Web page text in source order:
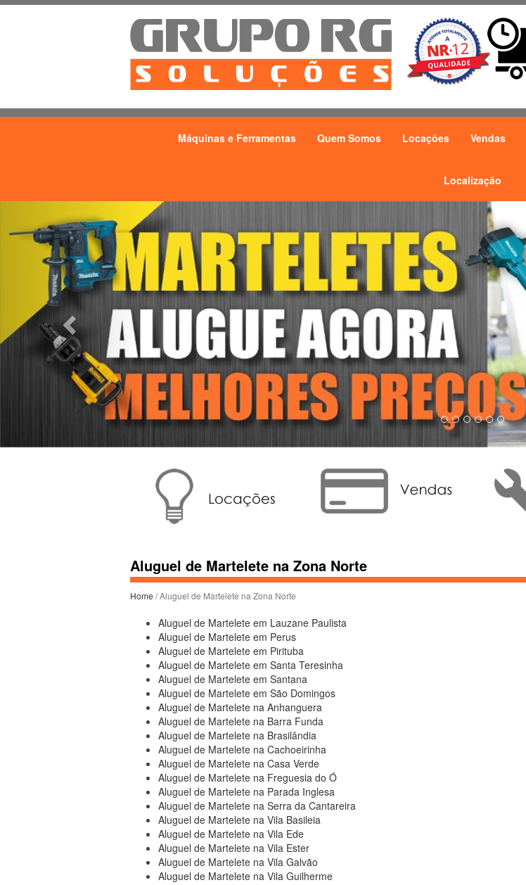
Máquinas e Ferramentas Quem Somos Locações Vendas
Localização
Aluguel de Martelete na Zona Norte
Home / Aluguel de Martelete na Zona Norte
Aluguel de Martelete em Lauzane Paulista
Aluguel de Martelete em Perus
Aluguel de Martelete em Pirituba
Aluguel de Martelete em Santa Teresinha
Aluguel de Martelete em Santana
Aluguel de Martelete em São Domingos
Aluguel de Martelete na Anhanguera
Aluguel de Martelete na Barra Funda
Aluguel de Martelete na Brasilândia
Aluguel de Martelete na Cachoeirinha
Aluguel de Martelete na Casa Verde
Aluguel de Martelete na Freguesia do Ó
Aluguel de Martelete na Parada Inglesa
Aluguel de Martelete na Serra da Cantareira
Aluguel de Martelete na Vila Basileia
Aluguel de Martelete na Vila Ede
Aluguel de Martelete na Vila Ester
Aluguel de Martelete na Vila Galvão
Aluguel de Martelete na Vila Guilherme